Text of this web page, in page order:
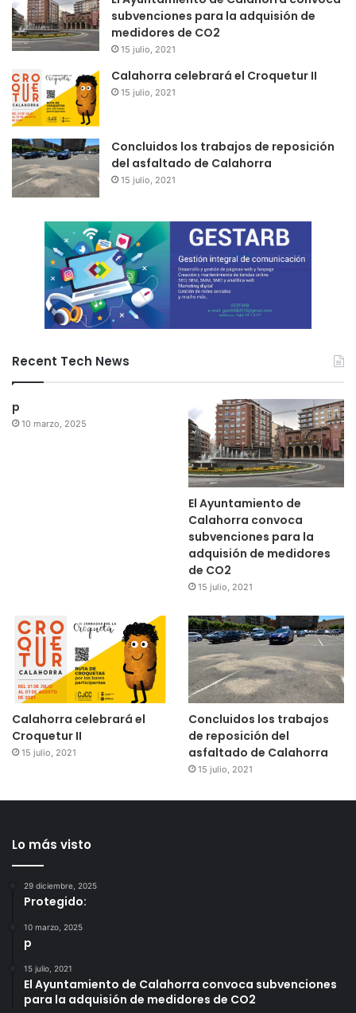
subvenciones para la adquisión de
medidores de CO2
15 julio, 2021
Calahorra celebrará el Croquetur II
15 julio, 2021
Concluidos los trabajos de reposición
del asfaltado de Calahorra
15 julio, 2021
Recent Tech News
p
10 marzo, 2025
El Ayuntamiento de
Calahorra convoca
subvenciones para la
adquisión de medidores
de CO2
15 julio, 2021
Calahorra celebrará el
Croquetur II
15 julio, 2021
Concluidos los trabajos
de reposición del
asfaltado de Calahorra
15 julio, 2021
Lo más visto
29 diciembre, 2025
Protegido:
10 marzo, 2025
p
15 julio, 2021
El Ayuntamiento de Calahorra convoca subvenciones
para la adquisión de medidores de CO2